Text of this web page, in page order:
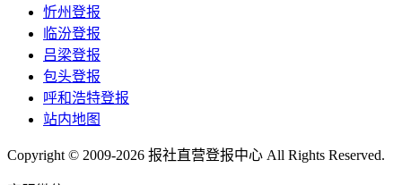
忻州登报
临汾登报
吕梁登报
包头登报
呼和浩特登报
站内地图
Copyright © 2009-2026 报社直营登报中心 All Rights Reserved.